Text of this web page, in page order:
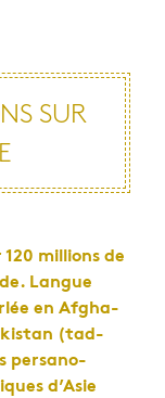
SUR
mil­lions de
Langue
en Afgha­
(tad­
per­sa­no­
d’Asie